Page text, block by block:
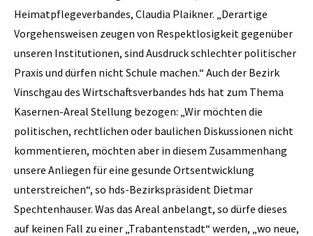
Heimatpflegeverbandes, Claudia Plaikner. „Derartige
Vorgehensweisen zeugen von Respektlosigkeit gegenüber
unseren Institutionen, sind Ausdruck schlechter politischer
Praxis und dürfen nicht Schule machen.“ Auch der Bezirk
Vinschgau des Wirtschaftsverbandes hds hat zum Thema
Kasernen-Areal Stellung bezogen: „Wir möchten die
politischen, rechtlichen oder baulichen Diskussionen nicht
kommentieren, möchten aber in diesem Zusammenhang
unsere Anliegen für eine gesunde Ortsentwicklung
unterstreichen“, so hds-Bezirkspräsident Dietmar
Spechtenhauser. Was das Areal anbelangt, so dürfe dieses
auf keinen Fall zu einer „Trabantenstadt“ werden, „wo neue,